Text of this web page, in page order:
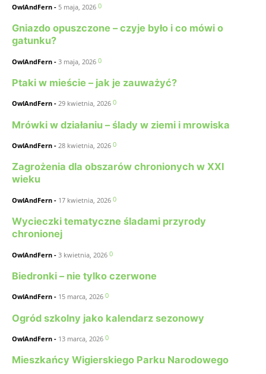
OwlAndFern - 5 maja, 2026 0
Gniazdo opuszczone – czyje było i co mówi o
gatunku?
OwlAndFern - 3 maja, 2026 0
Ptaki w mieście – jak je zauważyć?
OwlAndFern - 29 kwietnia, 2026 0
Mrówki w działaniu – ślady w ziemi i mrowiska
OwlAndFern - 28 kwietnia, 2026 0
Zagrożenia dla obszarów chronionych w XXI
wieku
OwlAndFern - 17 kwietnia, 2026 0
Wycieczki tematyczne śladami przyrody
chronionej
OwlAndFern - 3 kwietnia, 2026 0
Biedronki – nie tylko czerwone
OwlAndFern - 15 marca, 2026 0
Ogród szkolny jako kalendarz sezonowy
OwlAndFern - 13 marca, 2026 0
Mieszkańcy Wigierskiego Parku Narodowego